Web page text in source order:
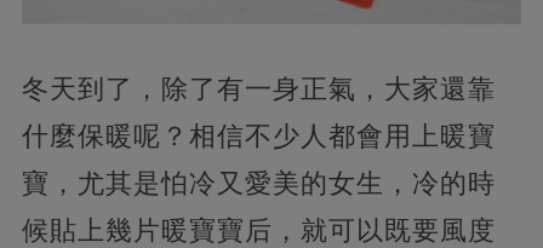
冬天到了，除了有一身正氣，大家還靠
什麼保暖呢？相信不少人都會用上暖寶
寶，尤其是怕冷又愛美的女生，冷的時
候貼上幾片暖寶寶后，就可以既要風度